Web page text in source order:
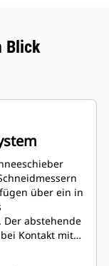
Blick
über ein in
Der abstehende
Kontakt mit